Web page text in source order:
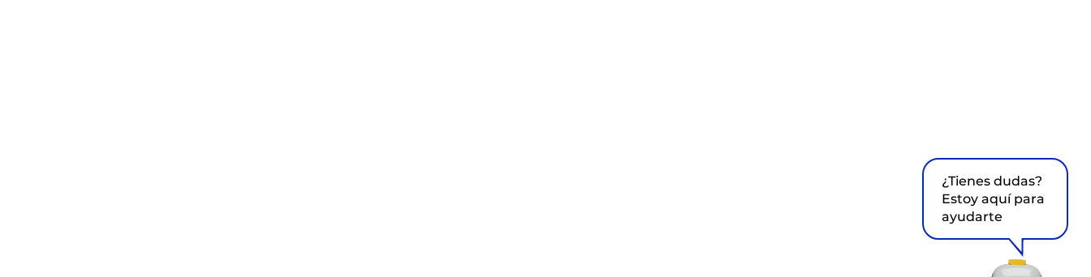
¿Tienes dudas?
Estoy aquí para
ayudarte